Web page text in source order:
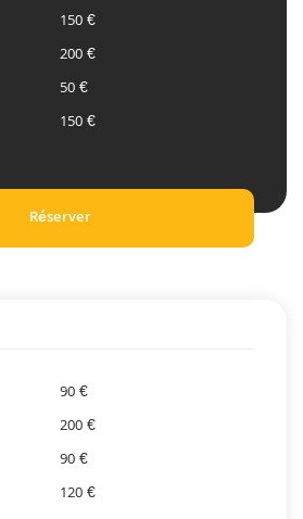
150 €
200 €
50 €
150 €
Réserver
90 €
200 €
90 €
120 €